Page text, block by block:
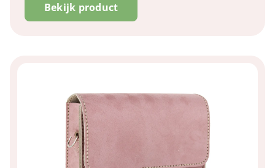
Bekijk product